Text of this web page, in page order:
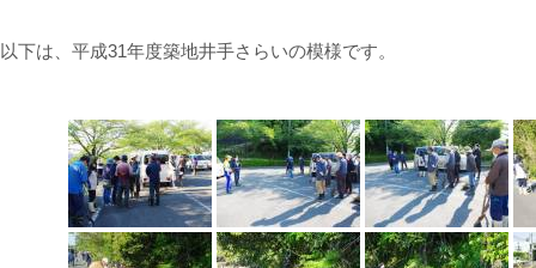
以下は、平成31年度築地井手さらいの模様です。